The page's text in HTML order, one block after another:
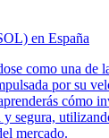
en España
como una de
por su
cómo
y segura,
mercado.